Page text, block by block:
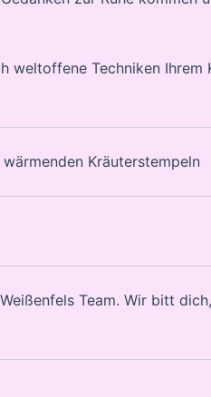
weltoffene Techniken Ihrem
Kräuterstempeln
Team. Wir bitt